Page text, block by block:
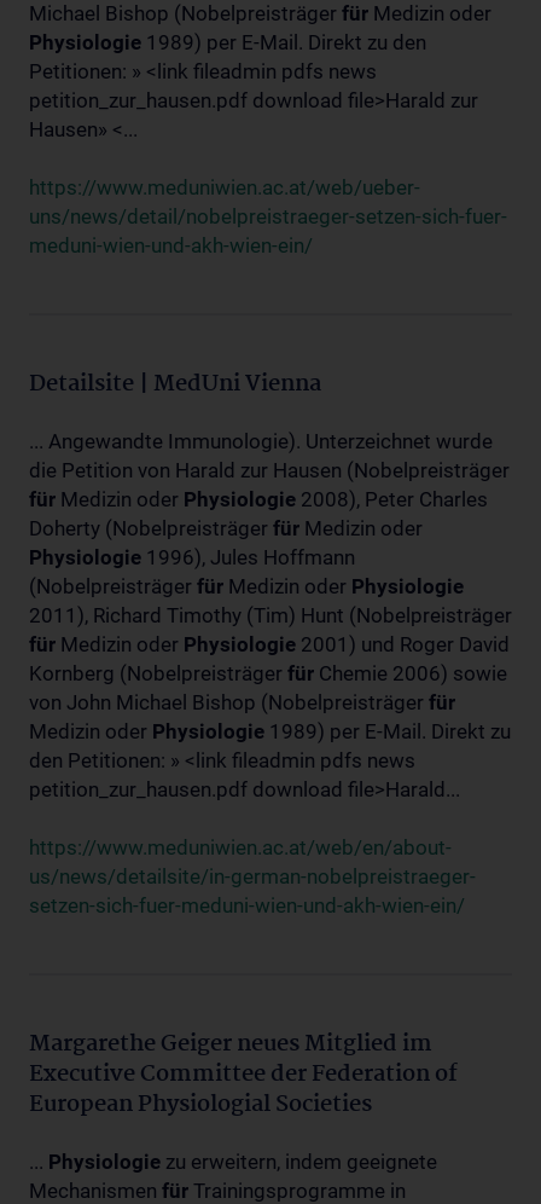
Michael Bishop (Nobelpreisträger für Medizin oder
Physiologie 1989) per E-Mail. Direkt zu den
Petitionen: » <link fileadmin pdfs news
petition_zur_hausen.pdf download file>Harald zur
Hausen» <...
https://www.meduniwien.ac.at/web/ueber-
uns/news/detail/nobelpreistraeger-setzen-sich-fuer-
meduni-wien-und-akh-wien-ein/
Detailsite | MedUni Vienna
... Angewandte Immunologie). Unterzeichnet wurde
die Petition von Harald zur Hausen (Nobelpreisträger
für Medizin oder Physiologie 2008), Peter Charles
Doherty (Nobelpreisträger für Medizin oder
Physiologie 1996), Jules Hoffmann
(Nobelpreisträger für Medizin oder Physiologie
2011), Richard Timothy (Tim) Hunt (Nobelpreisträger
für Medizin oder Physiologie 2001) und Roger David
Kornberg (Nobelpreisträger für Chemie 2006) sowie
von John Michael Bishop (Nobelpreisträger für
Medizin oder Physiologie 1989) per E-Mail. Direkt zu
den Petitionen: » <link fileadmin pdfs news
petition_zur_hausen.pdf download file>Harald...
https://www.meduniwien.ac.at/web/en/about-
us/news/detailsite/in-german-nobelpreistraeger-
setzen-sich-fuer-meduni-wien-und-akh-wien-ein/
Margarethe Geiger neues Mitglied im
Executive Committee der Federation of
European Physiologial Societies
... Physiologie zu erweitern, indem geeignete
Mechanismen für Trainingsprogramme in